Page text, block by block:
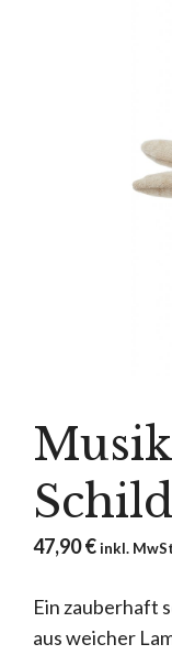
47,90€ inkl.
Ein zauberhaft
aus weicher